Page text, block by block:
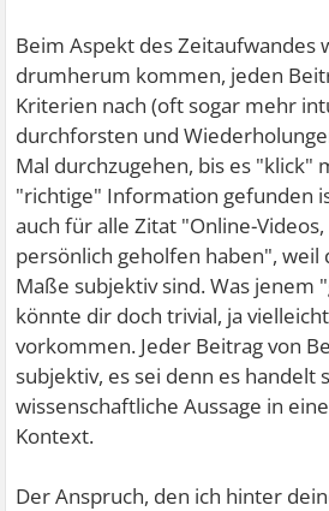
Beim Aspekt des Zeitaufwandes
drumherum kommen, jeden
Kriterien nach (oft sogar mehr
durchforsten und
Mal durchzugehen, bis es "klick"
"richtige" Information gefunden
auch für alle Zitat "Online-
persönlich geholfen haben", weil
Maße subjektiv sind. Was jenem
könnte dir doch trivial, ja
vorkommen. Jeder Beitrag von
subjektiv, es sei denn es handelt
wissenschaftliche Aussage in
Kontext.
Der Anspruch, den ich hinter